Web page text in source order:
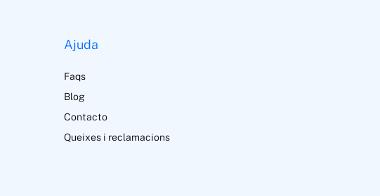
Ajuda
Faqs
Blog
Contacto
Queixes i reclamacions